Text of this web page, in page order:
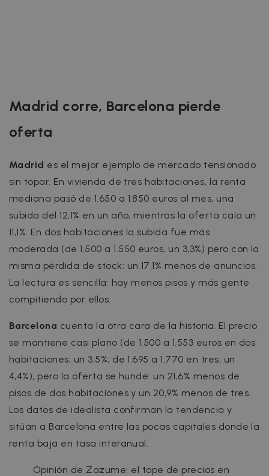
Madrid corre, Barcelona pierde
oferta
Madrid es el mejor ejemplo de mercado tensionado
sin topar. En vivienda de tres habitaciones, la renta
mediana pasó de 1.650 a 1.850 euros al mes, una
subida del 12,1% en un año, mientras la oferta caía un
11,1%. En dos habitaciones la subida fue más
moderada (de 1.500 a 1.550 euros, un 3,3%) pero con la
misma pérdida de stock: un 17,1% menos de anuncios.
La lectura es sencilla: hay menos pisos y más gente
compitiendo por ellos.
Barcelona cuenta la otra cara de la historia. El precio
se mantiene casi plano (de 1.500 a 1.553 euros en dos
habitaciones, un 3,5%; de 1.695 a 1.770 en tres, un
4,4%), pero la oferta se hunde: un 21,6% menos de
pisos de dos habitaciones y un 20,9% menos de tres.
Los datos de idealista confirman la tendencia y
sitúan a Barcelona entre las pocas capitales donde la
renta baja en tasa interanual.
Opinión de Zazume: el tope de precios en